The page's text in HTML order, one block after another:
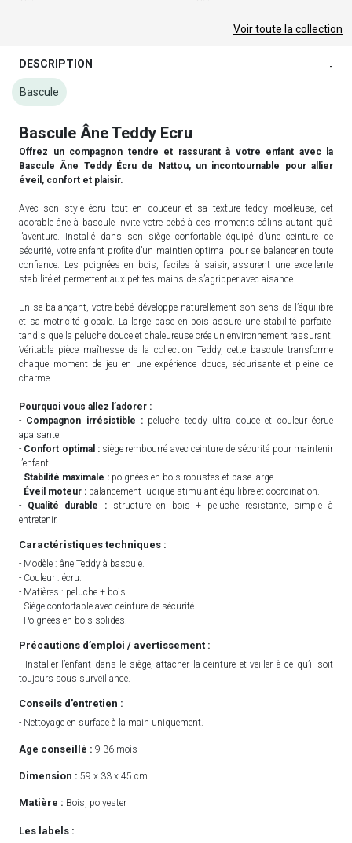
Voir toute la collection
DESCRIPTION -
Bascule
Bascule Âne Teddy Ecru
Offrez un compagnon tendre et rassurant à votre enfant avec la
Bascule Âne Teddy Écru de Nattou, un incontournable pour allier
éveil, confort et plaisir.
Avec son style écru tout en douceur et sa texture teddy moelleuse, cet
adorable âne à bascule invite votre bébé à des moments câlins autant qu’à
l’aventure. Installé dans son siège confortable équipé d’une ceinture de
sécurité, votre enfant profite d’un maintien optimal pour se balancer en toute
confiance. Les poignées en bois, faciles à saisir, assurent une excellente
stabilité et permettent aux petites mains de s’agripper avec aisance.
En se balançant, votre bébé développe naturellement son sens de l’équilibre
et sa motricité globale. La large base en bois assure une stabilité parfaite,
tandis que la peluche douce et chaleureuse crée un environnement rassurant.
Véritable pièce maîtresse de la collection Teddy, cette bascule transforme
chaque moment de jeu en une expérience douce, sécurisante et pleine de
charme.
Pourquoi vous allez l’adorer :
- Compagnon irrésistible :peluche teddy ultra douce et couleur écrue
apaisante.
- Confort optimal :siège rembourré avec ceinture de sécurité pour maintenir
l’enfant.
- Stabilité maximale : poignées en bois robustes et base large.
- Éveil moteur : balancement ludique stimulant équilibre et coordination.
- Qualité durable :structure en bois + peluche résistante, simple à
entretenir.
Caractéristiques techniques :
- Modèle : âne Teddy à bascule.
- Couleur : écru.
- Matières : peluche + bois.
- Siège confortable avec ceinture de sécurité.
- Poignées en bois solides.
Précautions d’emploi / avertissement :
- Installer l’enfant dans le siège, attacher la ceinture et veiller à ce qu’il soit
toujours sous surveillance.
Conseils d’entretien :
- Nettoyage en surface à la main uniquement.
Age conseillé : 9-36 mois
Dimension : 59 x 33 x 45 cm
Matière : Bois, polyester
Les labels :